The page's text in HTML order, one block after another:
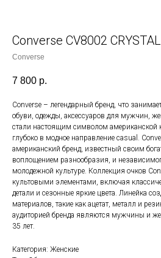
Converse CV8002
Converse
7 800 р.
Converse – легендарный бренд, что
обуви, одежды, аксессуаров для мужчин,
стали настоящим символом американской
глубоко в модное направление casual.
американский бренд, известный своим
воплощением разнообразия, и
молодежной культуре. Коллекция очков
культовыми элементами, включая
детали и сезонные яркие цвета. Линейка
материалов, такие как ацетат, металл и
аудиторией бренда являются мужчины и
35 лет.
Категория: Женские